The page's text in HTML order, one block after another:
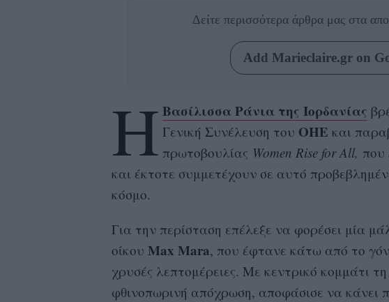
Δείτε περισσότερα άρθρα μας στα
Add Marieclaire.gr on
Η Βασίλισσα Ράνια της Ιορδανίας
Γενική Συνέλευση του ΟΗΕ και
πρωτοβουλίας Women Rise for All, που
και έκτοτε συμμετέχουν σε αυτό
κόσμο.
Για την περίσταση επέλεξε να φορέσει μία
οίκου Max Mara, που έφτανε κάτω από το
χρυσές λεπτομέρειες. Με κεντρικό κομμάτι
φθινοπωρινή απόχρωση, αποφάσισε να κάνει